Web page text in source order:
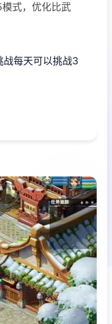
式，优化比武
战每天可以挑战3